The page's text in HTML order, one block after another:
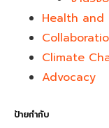
Health and
Climate
Advocacy
ป้ายกำกับ